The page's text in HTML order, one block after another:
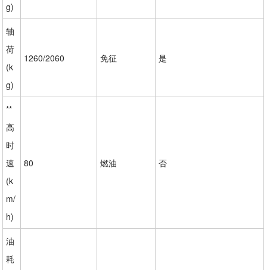
g)
轴
荷
(k
g)
1260/2060 免征 是
**
高
时
速
(k
m/
h)
80 燃油 否
油
耗